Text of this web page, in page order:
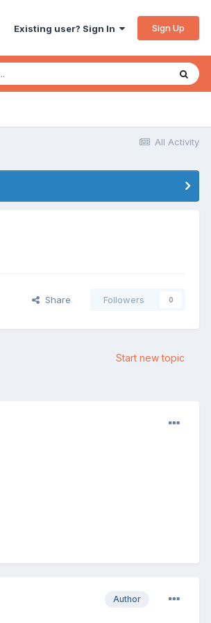
Existing user? Sign In Sign Up
All Activity
Share Followers 0
Start new topic
Author